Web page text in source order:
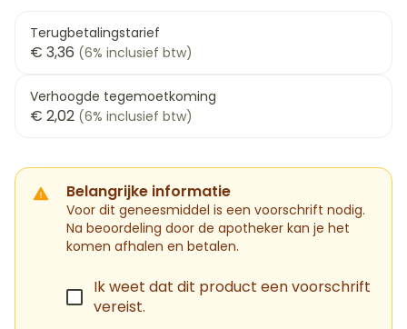
Terugbetalingstarief
€ 3,36 (6% inclusief btw)
Verhoogde tegemoetkoming
€ 2,02 (6% inclusief btw)
Belangrijke informatie
Voor dit geneesmiddel is een voorschrift nodig.
Na beoordeling door de apotheker kan je het
komen afhalen en betalen.
Ik weet dat dit product een voorschrift
vereist.